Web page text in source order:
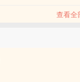
查看全